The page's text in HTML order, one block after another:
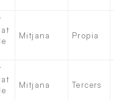
Mitjana Propia
Mitjana Tercers